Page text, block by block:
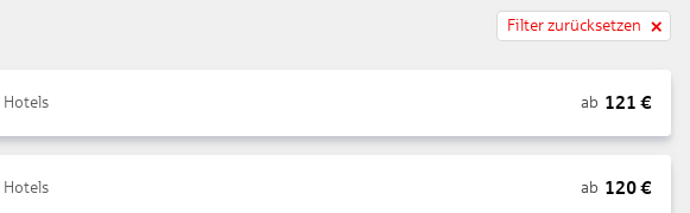
Filter zurücksetzen
Hotels ab 121 €
Hotels ab 120€